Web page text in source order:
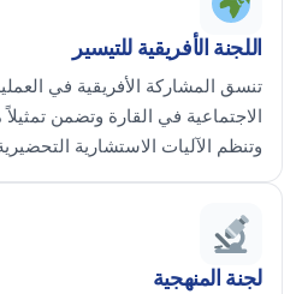
اللجنة الأفريقية للتيسير
تنسق المشاركة الأفريقية في
الاجتماعية في القارة وتضمن تمثيلاً
وتنظم الآليات الاستشارية
لجنة المنهجية